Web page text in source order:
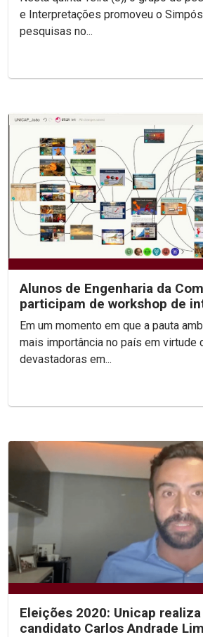
e Interpretações promoveu o
pesquisas no...
Alunos de Engenharia da
participam de workshop de
coletiva sobre...
Em um momento em que a pauta
mais importância no país em virtude
devastadoras em...
Eleições 2020: Unicap
candidato Carlos Andrade